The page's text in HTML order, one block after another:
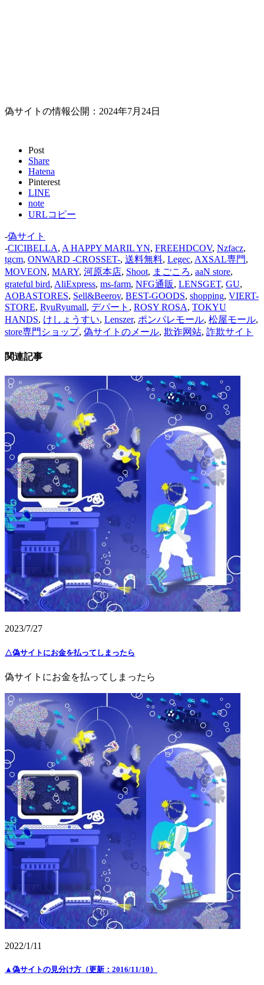
偽サイトの情報公開：2024年7月24日
Post
Share
Hatena
Pinterest
LINE
note
URLコピー
-偽サイト
-CICIBELLA, A HAPPY MARIL YN, FREEHDCOV, Nzfacz,
tgcm, ONWARD -CROSSET-, 送料無料, Legec, AXSAL専門,
MOVEON, MARY, 河原本店, Shoot, まごころ, aaN store,
grateful bird, AliExpress, ms-farm, NFG通販, LENSGET, GU,
AOBASTORES, Sell&Beerov, BEST-GOODS, shopping, VIERT-
STORE, RyuRyumall, デパート , ROSY ROSA, TOKYU
HANDS, けしょうすい, Lenszer, ポンパレモール, 松屋モール,
store専門ショップ, 偽サイトのメール, 欺诈网站, 詐欺サイト
関連記事
2023/7/27
△偽サイトにお金を払ってしまったら
偽サイトにお金を払ってしまったら
2022/1/11
▲偽サイトの見分け方（更新：2016/11/10）